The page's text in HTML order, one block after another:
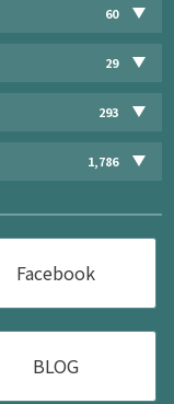
60
29
293
1,786
Facebook
BLOG